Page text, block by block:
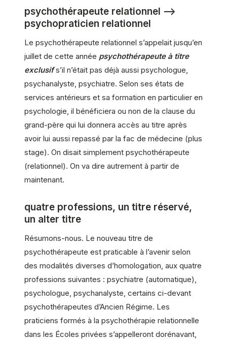
psychothérapeute relationnel –>
psychopraticien relationnel
Le psychothérapeute relationnel s’appelait jusqu’en
juillet de cette année psychothérapeute à titre
exclusif s’il n’était pas déjà aussi psychologue,
psychanalyste, psychiatre. Selon ses états de
services antérieurs et sa formation en particulier en
psychologie, il bénéficiera ou non de la clause du
grand-père qui lui donnera accès au titre après
avoir lui aussi repassé par la fac de médecine (plus
stage). On disait simplement psychothérapeute
(relationnel). On va dire autrement à partir de
maintenant.
quatre professions, un titre réservé,
un alter titre
Résumons-nous. Le nouveau titre de
psychothérapeute est praticable à l’avenir selon
des modalités diverses d’homologation, aux quatre
professions suivantes : psychiatre (automatique),
psychologue, psychanalyste, certains ci-devant
psychothérapeutes d’Ancien Régime. Les
praticiens formés à la psychothérapie relationnelle
dans les Écoles privées s’appelleront dorénavant,